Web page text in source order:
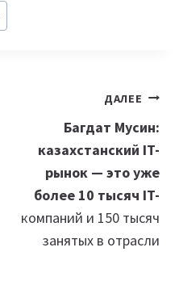
ДАЛЕЕ
Багдат Мусин:
казахстанский IT-
рынок — это уже
более 10 тысяч IT-
компаний и 150 тысяч
занятых в отрасли